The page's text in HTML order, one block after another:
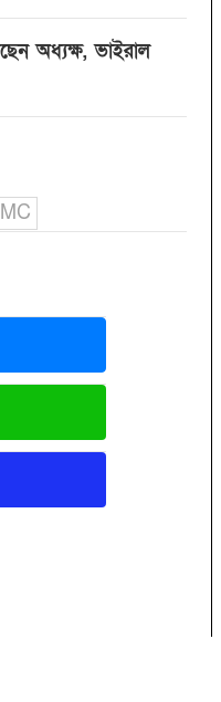
অধ্যক্ষ, ভাইরাল